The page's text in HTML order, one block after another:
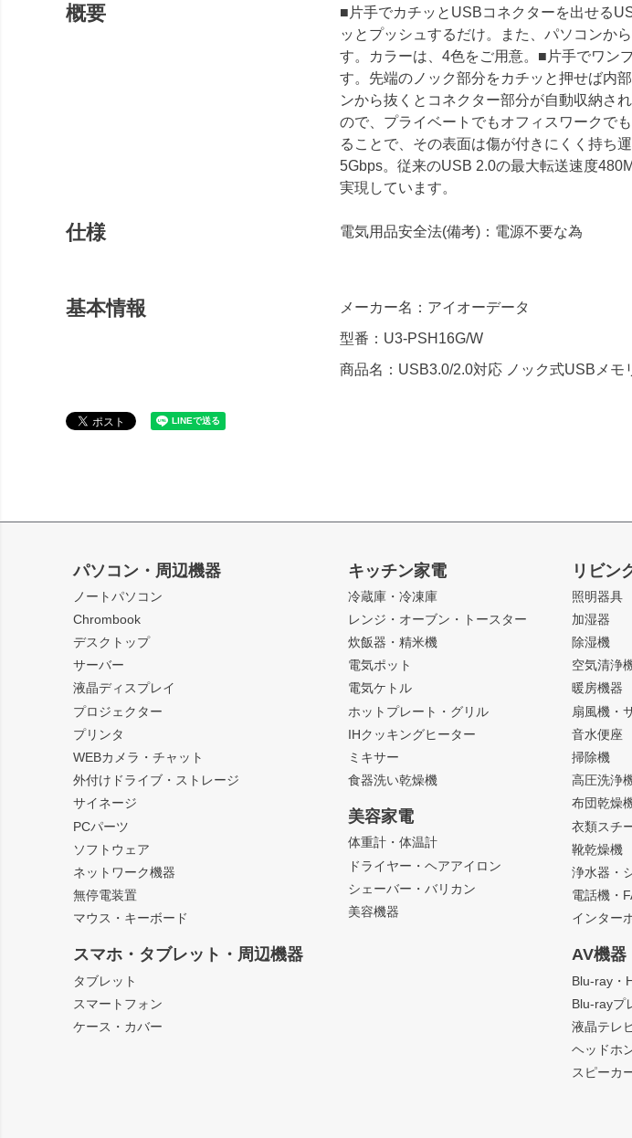
概要
■片手でカチッとUSBコネクターを出せる
ッとプッシュするだけ。また、パソコンか
す。カラーは、4色をご用意。■片手でワン
す。先端のノック部分をカチッと押せば内
ンから抜くとコネクター部分が自動収納さ
ので、プライベートでもオフィスワークで
ることで、その表面は傷が付きにくく持ち
5Gbps。従来のUSB 2.0の最大転送速度
実現しています。
仕様 電気用品安全法(備考)：電源不要な為
基本情報
メーカー名：アイオーデータ
型番：U3-PSH16G/W
商品名：USB3.0/2.0対応 ノック式USBメモ
パソコン・周辺機器
ノートパソコン
Chrombook
デスクトップ
サーバー
液晶ディスプレイ
プロジェクター
プリンタ
WEBカメラ・チャット
外付けドライブ・ストレージ
サイネージ
PCパーツ
ソフトウェア
ネットワーク機器
無停電装置
マウス・キーボード
スマホ・タブレット・周辺機器
タブレット
スマートフォン
ケース・カバー
キッチン家電
冷蔵庫・冷凍庫
レンジ・オーブン・トースター
炊飯器・精米機
電気ポット
電気ケトル
ホットプレート・グリル
IHクッキングヒーター
ミキサー
食器洗い乾燥機
美容家電
体重計・体温計
ドライヤー・ヘアアイロン
シェーバー・バリカン
美容機器
リビン
照明器具
加湿器
除湿機
空気清浄
暖房機器
扇風機・
音水便座
掃除機
高圧洗浄
布団乾燥
衣類スチ
靴乾燥機
浄水器・
電話機・
インター
AV機器
Blu-ray・
Blu-rayプ
液晶テレ
ヘッドホ
スピーカ